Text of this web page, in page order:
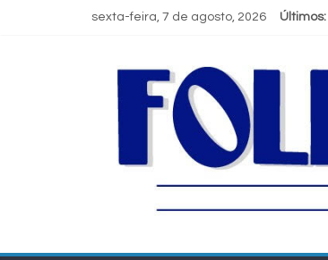
sexta-feira, 7 de agosto, 2026 Últimos: